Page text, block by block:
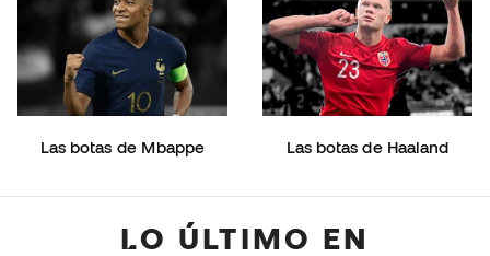
Las botas de Mbappe Las botas de Haaland
LO ÚLTIMO EN